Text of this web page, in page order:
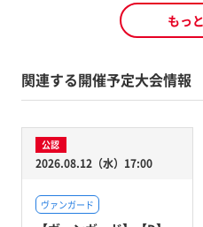
もっ
関連する開催予定大会情報
公認
2026.08.12（水）17:00
ヴァンガード